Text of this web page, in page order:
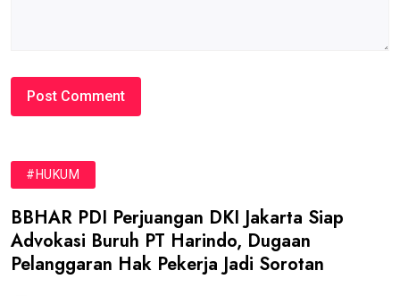
#HUKUM
BBHAR PDI Perjuangan DKI Jakarta Siap
Advokasi Buruh PT Harindo, Dugaan
Pelanggaran Hak Pekerja Jadi Sorotan